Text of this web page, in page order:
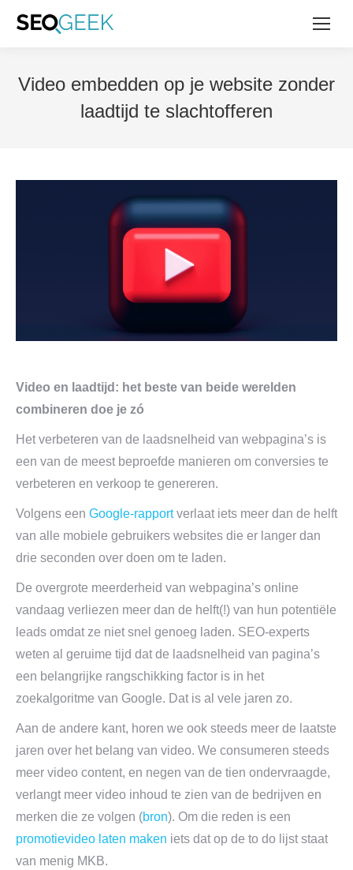
Video embedden op je website zonder
laadtijd te slachtofferen
Video en laadtijd: het beste van beide werelden
combineren doe je zó
Het verbeteren van de laadsnelheid van webpagina’s is
een van de meest beproefde manieren om conversies te
verbeteren en verkoop te genereren.
Volgens een Google-rapportverlaat iets meer dan de helft
van alle mobiele gebruikers websites die er langer dan
drie seconden over doen om te laden.
De overgrote meerderheid van webpagina’s online
vandaag verliezen meer dan de helft(!) van hun potentiële
leads omdat ze niet snel genoeg laden. SEO-experts
weten al geruime tijd dat de laadsnelheid van pagina’s
een belangrijke rangschikking factor is in het
zoekalgoritme van Google. Dat is al vele jaren zo.
Aan de andere kant, horen we ook steeds meer de laatste
jaren over het belang van video. We consumeren steeds
meer video content, en negen van de tien ondervraagde,
verlangt meer video inhoud te zien van de bedrijven en
merken die ze volgen (bron). Om die reden is een
promotievideo laten maken iets dat op de to do lijst staat
van menig MKB.